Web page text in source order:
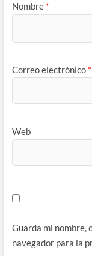
Nombre *
Correo electrónico *
Web
Guarda mi nombre,
navegador para la